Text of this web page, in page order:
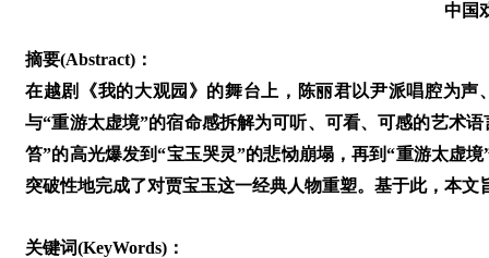
中国
摘要(Abstract)：
在越剧《我的大观园》的舞台上，陈丽君以尹派唱腔为
与“重游太虚境”的宿命感拆解为可听、可看、可感的艺术
笞”的高光爆发到“宝玉哭灵”的悲恸崩塌，再到“重游太虚
突破性地完成了对贾宝玉这一经典人物重塑。基于此，本
关键词(KeyWords)：